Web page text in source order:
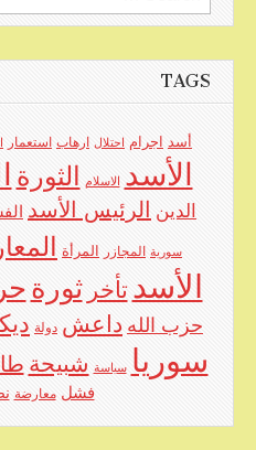
for:
TAGS
أسد اجرام احتلال ارهاب استعمار
الأسد الاسلام الثورة
الدين الرئيس الأسد
سورية المجازر المرأة
الأسد تأخر ثورة
حزب الله داعش دولة
سوريا سياسة شبيحة
فشل معارضة